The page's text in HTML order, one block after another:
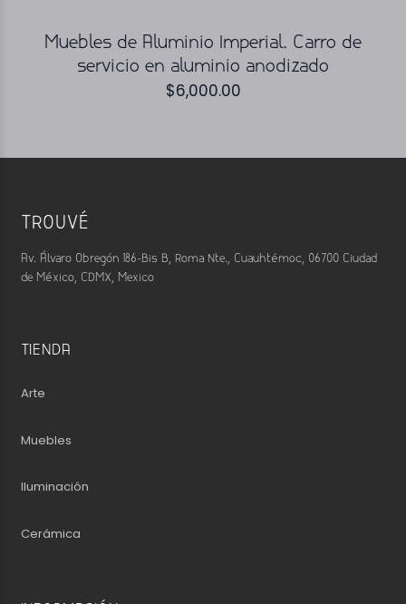
Muebles de Aluminio Imperial. Carro de
servicio en aluminio anodizado
$6,000.00
TROUVÉ
Av. Álvaro Obregón 186-Bis B, Roma Nte., Cuauhtémoc, 06700 Ciudad
de México, CDMX, Mexico
TIENDA
Arte
Muebles
Iluminación
Cerámica